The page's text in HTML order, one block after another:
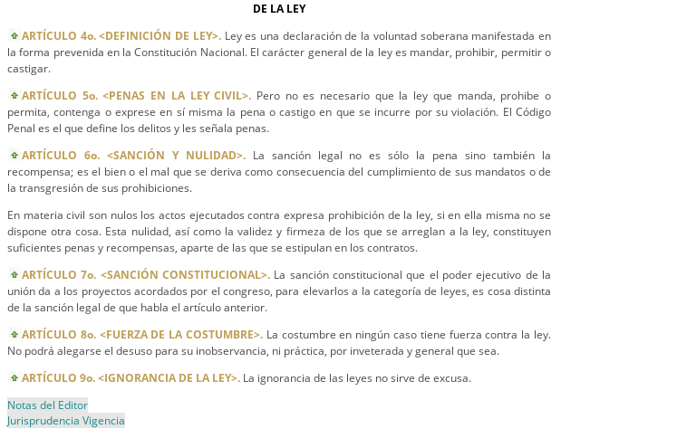
DE LA LEY
ARTÍCULO 4o. <DEFINICIÓN DE LEY>.Ley es una declaración de la voluntad soberana manifestada en
la forma prevenida en la Constitución Nacional. El carácter general de la ley es mandar, prohibir, permitir o
castigar.
ARTÍCULO 5o. <PENAS EN LA LEY CIVIL>. Pero no es necesario que la ley que manda, prohibe o
permita, contenga o exprese en sí misma la pena o castigo en que se incurre por su violación. El Código
Penal es el que define los delitos y les señala penas.
ARTÍCULO 6o. <SANCIÓN Y NULIDAD>.La sanción legal no es sólo la pena sino también la
recompensa; es el bien o el mal que se deriva como consecuencia del cumplimiento de sus mandatos o de
la transgresión de sus prohibiciones.
En materia civil son nulos los actos ejecutados contra expresa prohibición de la ley, si en ella misma no se
dispone otra cosa. Esta nulidad, así como la validez y firmeza de los que se arreglan a la ley, constituyen
suficientes penas y recompensas, aparte de las que se estipulan en los contratos.
ARTÍCULO 7o. <SANCIÓN CONSTITUCIONAL>. La sanción constitucional que el poder ejecutivo de la
unión da a los proyectos acordados por el congreso, para elevarlos a la categoría de leyes, es cosa distinta
de la sanción legal de que habla el artículo anterior.
ARTÍCULO 8o. <FUERZA DE LA COSTUMBRE>. La costumbre en ningún caso tiene fuerza contra la ley.
No podrá alegarse el desuso para su inobservancia, ni práctica, por inveterada y general que sea.
ARTÍCULO 9o. <IGNORANCIA DE LA LEY>. La ignorancia de las leyes no sirve de excusa.
Notas del Editor
Jurisprudencia Vigencia